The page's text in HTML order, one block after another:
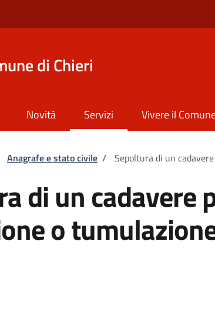
di Chieri
Novità Servizi Vivere il
pane
Anagrafe e stato civile / Sepoltura di un
di un cadavere
o